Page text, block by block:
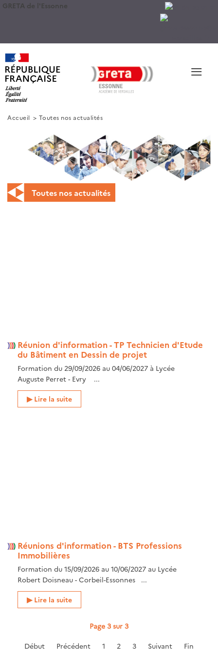
GRETA de l'Essonne
≡
Accueil Toutes nos actualités
Toutes nos actualités
Réunion d'information - TP Technicien d'Etude
du Bâtiment en Dessin de projet
Formation du 29/09/2026 au 04/06/2027 à Lycée
Auguste Perret - Evry ...
Lire la suite
Réunions d'information - BTS Professions
Immobilières
Formation du 15/09/2026 au 10/06/2027 au Lycée
Robert Doisneau - Corbeil-Essonnes ...
Lire la suite
Page 3 sur 3
Début Précédent 1 2 3 Suivant Fin